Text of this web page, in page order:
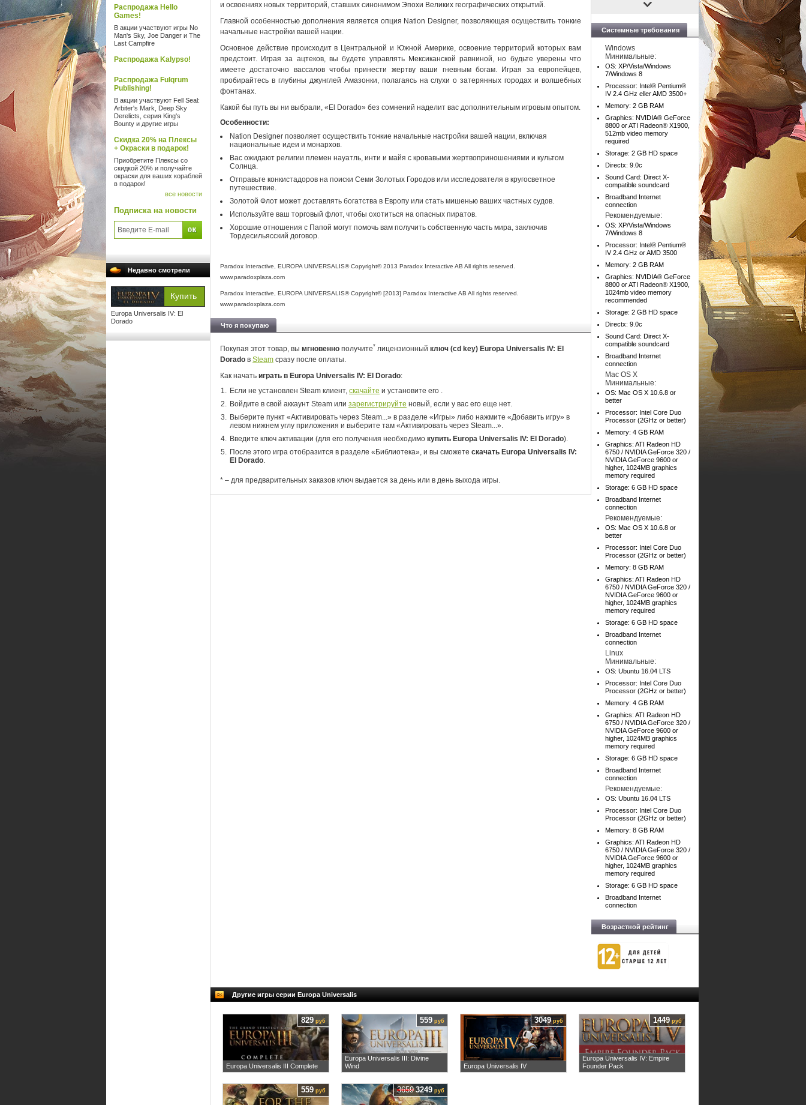
Распродажа Hello
Games!
В акции участвуют игры No
Man's Sky, Joe Danger и The
Last Campfire
Распродажа Kalypso!
Распродажа Fulqrum
Publishing!
В акции участвуют Fell Seal:
Arbiter's Mark, Deep Sky
Derelicts, серия King's
Bounty и другие игры
Скидка 20% на Плексы
+ Окраски в подарок!
Приобретите Плексы со
скидкой 20% и получайте
окраски для ваших кораблей
в подарок!
все новости
Подписка на новости
Недавно смотрели
Europa Universalis IV: El
Dorado
и освоениях новых территорий, ставших синонимом Эпохи Великих географических открытий.
Главной особенностью дополнения является опция Nation Designer, позволяющая осуществить тонкие
начальные настройки вашей нации.
Основное действие происходит в Центральной и Южной Америке, освоение территорий которых вам
предстоит. Играя за ацтеков, вы будете управлять Мексиканской равниной, но будьте уверены что
имеете достаточно вассалов чтобы принести жертву ваши гневным богам. Играя за европейцев,
пробирайтесь в глубины джунглей Амазонки, полагаясь на слухи о затерянных городах и волшебных
фонтанах.
Какой бы путь вы ни выбрали, «El Dorado» без сомнений наделит вас дополнительным игровым опытом.
Особенности:
Nation Designer позволяет осуществить тонкие начальные настройки вашей нации, включая
национальные идеи и монархов.
Вас ожидают религии племен науатль, инти и майя с кровавыми жертвоприношениями и культом
Солнца.
Отправьте конкистадоров на поиски Семи Золотых Городов или исследователя в кругосветное
путешествие.
Золотой Флот может доставлять богатства в Европу или стать мишенью ваших частных судов.
Используйте ваш торговый флот, чтобы охотиться на опасных пиратов.
Хорошие отношения с Папой могут помочь вам получить собственную часть мира, заключив
Тордесильясский договор.
Paradox Interactive, EUROPA UNIVERSALIS® Copyright© 2013 Paradox Interactive AB All rights reserved.
www.paradoxplaza.com
Paradox Interactive, EUROPA UNIVERSALIS® Copyright© [2013] Paradox Interactive AB All rights reserved.
www.paradoxplaza.com
Что я покупаю
Покупая этот товар, вы мгновенно получите* лицензионный ключ (cd key) Europa Universalis IV: El
Dorado в Steam сразу после оплаты.
Как начать играть в Europa Universalis IV: El Dorado:
Если не установлен Steam клиент, скачайте и установите его .
Войдите в свой аккаунт Steam или зарегистрируйте новый, если у вас его еще нет.
Выберите пункт «Активировать через Steam...» в разделе «Игры» либо нажмите «Добавить игру» в
левом нижнем углу приложения и выберите там «Активировать через Steam...».
Введите ключ активации (для его получения необходимо купить Europa Universalis IV: El Dorado).
После этого игра отобразится в разделе «Библиотека», и вы сможете скачать Europa Universalis IV:
El Dorado.
* – для предварительных заказов ключ выдается за день или в день выхода игры.
Системные требования
Windows
Минимальные:
OS: XP/Vista/Windows
7/Windows 8
Processor: Intel® Pentium®
IV 2.4 GHz eller AMD 3500+
Memory: 2 GB RAM
Graphics: NVIDIA® GeForce
8800 or ATI Radeon® X1900,
512mb video memory
required
Storage: 2 GB HD space
Directx: 9.0c
Sound Card: Direct X-
compatible soundcard
Broadband Internet
connection
Рекомендуемые:
OS: XP/Vista/Windows
7/Windows 8
Processor: Intel® Pentium®
IV 2.4 GHz or AMD 3500
Memory: 2 GB RAM
Graphics: NVIDIA® GeForce
8800 or ATI Radeon® X1900,
1024mb video memory
recommended
Storage: 2 GB HD space
Directx: 9.0c
Sound Card: Direct X-
compatible soundcard
Broadband Internet
connection
Mac OS X
Минимальные:
OS: Mac OS X 10.6.8 or
better
Processor: Intel Core Duo
Processor (2GHz or better)
Memory: 4 GB RAM
Graphics: ATI Radeon HD
6750 / NVIDIA GeForce 320 /
NVIDIA GeForce 9600 or
higher, 1024MB graphics
memory required
Storage: 6 GB HD space
Broadband Internet
connection
Рекомендуемые:
OS: Mac OS X 10.6.8 or
better
Processor: Intel Core Duo
Processor (2GHz or better)
Memory: 8 GB RAM
Graphics: ATI Radeon HD
6750 / NVIDIA GeForce 320 /
NVIDIA GeForce 9600 or
higher, 1024MB graphics
memory required
Storage: 6 GB HD space
Broadband Internet
connection
Linux
Минимальные:
OS: Ubuntu 16.04 LTS
Processor: Intel Core Duo
Processor (2GHz or better)
Memory: 4 GB RAM
Graphics: ATI Radeon HD
6750 / NVIDIA GeForce 320 /
NVIDIA GeForce 9600 or
higher, 1024MB graphics
memory required
Storage: 6 GB HD space
Broadband Internet
connection
Рекомендуемые:
OS: Ubuntu 16.04 LTS
Processor: Intel Core Duo
Processor (2GHz or better)
Memory: 8 GB RAM
Graphics: ATI Radeon HD
6750 / NVIDIA GeForce 320 /
NVIDIA GeForce 9600 or
higher, 1024MB graphics
memory required
Storage: 6 GB HD space
Broadband Internet
connection
Возрастной рейтинг
Другие игры серии Europa Universalis
Europa Universalis III Complete
829 руб
Europa Universalis III: Divine
Wind
559 руб
Europa Universalis IV
3049руб
Europa Universalis IV: Empire
Founder Pack
1449 руб
559 руб 3659 3249 руб